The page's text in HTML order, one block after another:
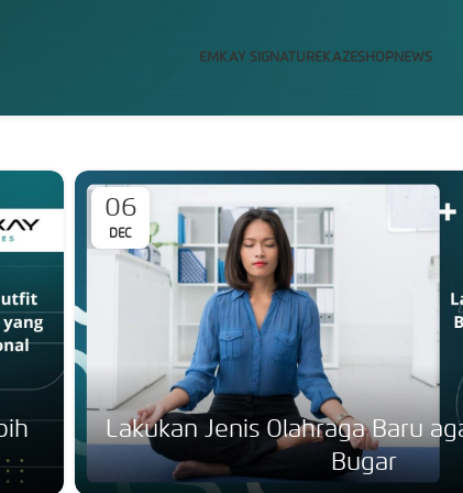
EMKAY SIGNATUREKAZESHOPNEWS
24
OCT
Mengalami Stress Kerja, Ini
Anda Coba